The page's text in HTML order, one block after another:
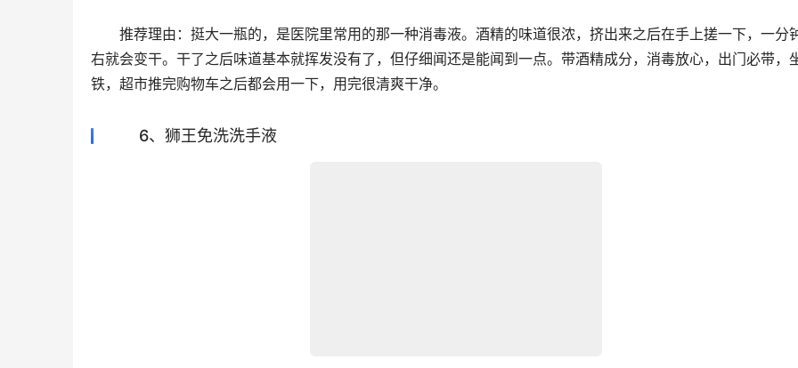
推荐理由：挺大一瓶的，是医院里常用的那一种消毒液。酒精的味道很浓，挤出来之后在手上搓一下，一分
右就会变干。干了之后味道基本就挥发没有了，但仔细闻还是能闻到一点。带酒精成分，消毒放心，出门必带，
铁，超市推完购物车之后都会用一下，用完很清爽干净。
6、狮王免洗洗手液